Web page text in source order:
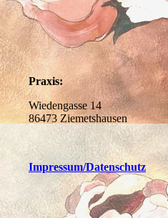
Praxis:
Wiedengasse 14
86473 Ziemetshausen
Impressum/Datenschutz